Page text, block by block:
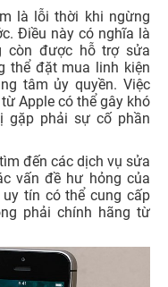
là lỗi thời khi ngừng
Điều này có nghĩa là
còn được hỗ trợ sửa
thể đặt mua linh kiện
tâm ủy quyền. Việc
Apple có thể gây khó
gặp phải sự cố phần
đến các dịch vụ sửa
vấn đề hư hỏng của
tín có thể cung cấp
phải chính hãng từ